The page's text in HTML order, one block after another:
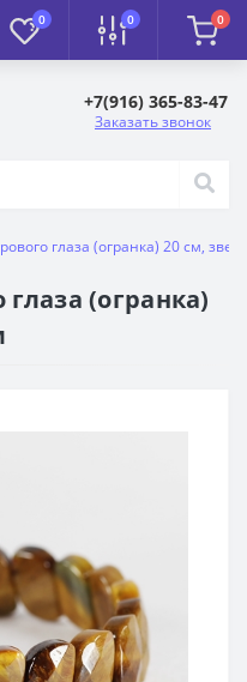
0 0 0
+7(916) 365-83-47
Заказать звонок
глаза (огранка) 20 см,
(огранка)